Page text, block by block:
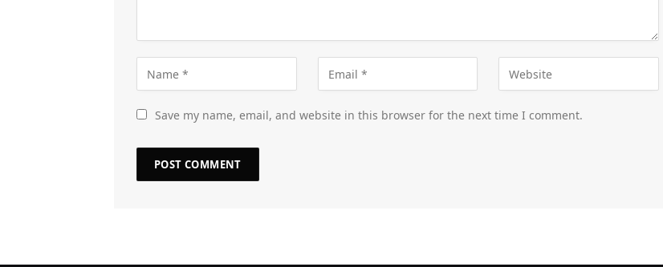
Save my name, email, and website in this browser for the next time I comment.